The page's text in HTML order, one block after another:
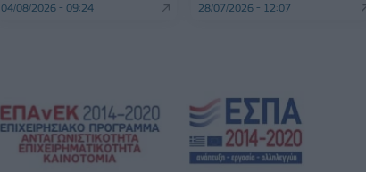
04/08/2026 - 09:24 28/07/2026 - 12:07